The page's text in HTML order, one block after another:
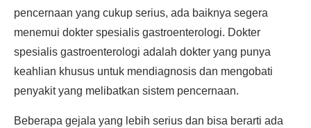
pencernaan yang cukup serius, ada baiknya segera
menemui dokter spesialis gastroenterologi. Dokter
spesialis gastroenterologi adalah dokter yang punya
keahlian khusus untuk mendiagnosis dan mengobati
penyakit yang melibatkan sistem pencernaan.
Beberapa gejala yang lebih serius dan bisa berarti ada